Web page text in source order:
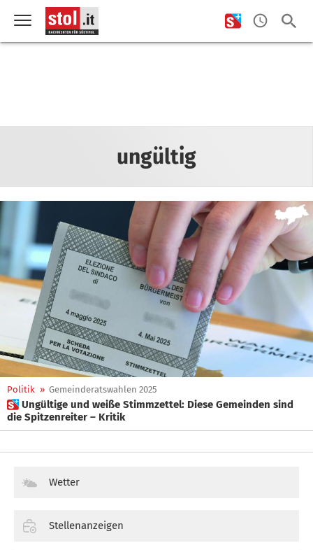
ungültig
Politik » Gemeinderatswahlen 2025
 Ungültige und weiße Stimmzettel: Diese Gemeinden sind
die Spitzenreiter – Kritik
Wetter
Stellenanzeigen